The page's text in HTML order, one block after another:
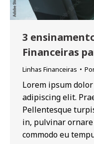
3
Financeiras
Linhas Financeiras
Lorem ipsum
adipiscing elit.
Pellentesque
in, pulvinar ornare
commodo eu